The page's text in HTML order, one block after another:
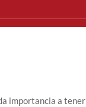
importancia a tener